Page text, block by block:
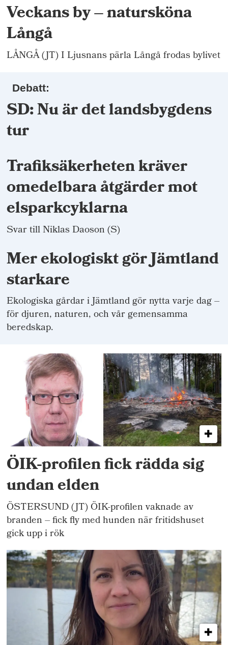
Veckans by – natursköna
Långå
LÅNGÅ (JT) I Ljusnans pärla Långå frodas bylivet
Debatt:
SD: Nu är det landsbygdens
tur
Trafiksäkerheten kräver
omedelbara åtgärder mot
elsparkcyklarna
Svar till Niklas Daoson (S)
Mer ekologiskt gör Jämtland
starkare
Ekologiska gårdar i Jämtland gör nytta varje dag –
för djuren, naturen, och vår gemensamma
beredskap.
ÖIK-profilen fick rädda sig
undan elden
ÖSTERSUND (JT) ÖIK-profilen vaknade av
branden – fick fly med hunden när fritidshuset
gick upp i rök